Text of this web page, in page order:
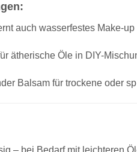
auch wasserfestes Make-
ätherische Öle in DIY-
Balsam für trockene oder
– bei Bedarf mit leichteren